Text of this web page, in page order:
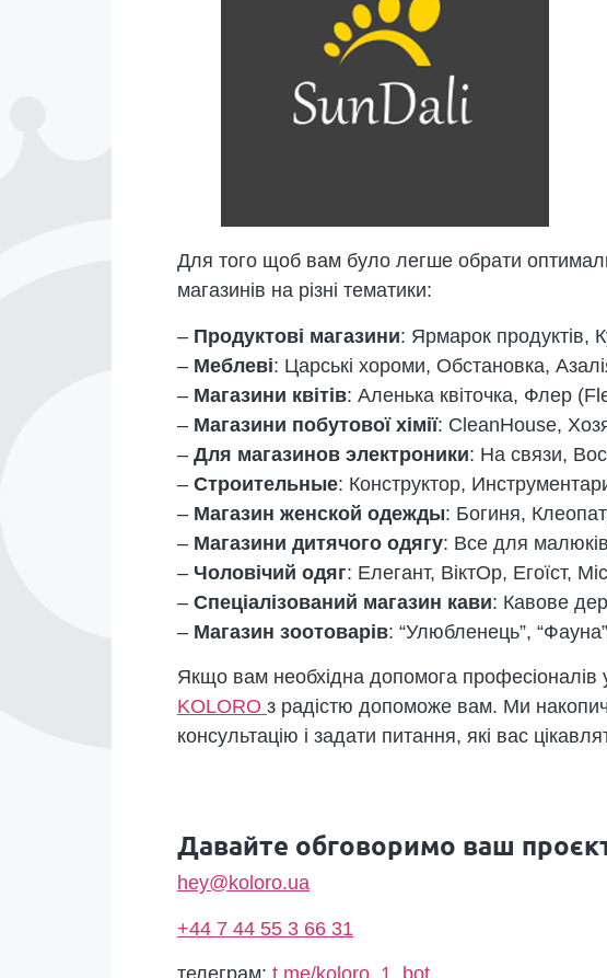
Для того щоб вам було легше обрати
магазинів на різні тематики:
– Продуктові магазини: Ярмарок продуктів,
– Меблеві: Царські хороми, Обстановка,
– Магазини квітів: Аленька квіточка, Флер
– Магазини побутової хімії: CleanHouse,
– Для магазинов электроники: На связи,
– Строительные: Конструктор,
– Магазин женской одежды: Богиня,
– Магазини дитячого одягу: Все для
– Чоловічий одяг: Елегант, ВіктОр, Егоїст,
– Спеціалізований магазин кави: Кавове
– Магазин зоотоварів: “Улюбленець”,
Якщо вам необхідна допомога професіоналів
KOLORO з радістю допоможе вам. Ми
консультацію і задати питання, які вас
Давайте обговоримо ваш
hey@koloro.ua
+44 7 44 55 3 66 31